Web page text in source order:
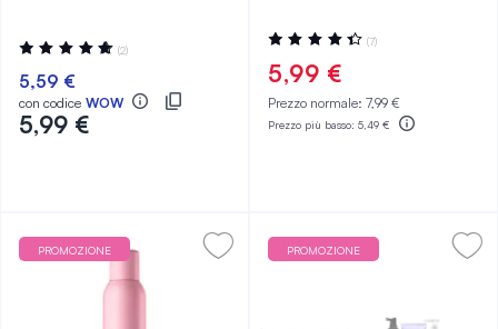
Valutazione:
100%
(2)
5,59 €
con codice WOW
5,99 €
Valutazione:
89%
(7)
5,99 €
Prezzo normale: 7,99 €
Prezzo più basso: 5,49 €
PROMOZIONE PROMOZIONE